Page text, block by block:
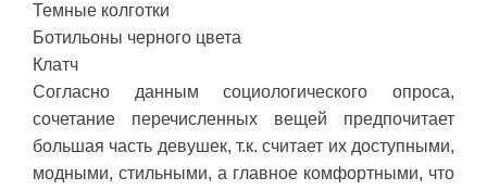
Темные колготки
Ботильоны черного цвета
Клатч
Согласно данным социологического опроса,
сочетание перечисленных вещей предпочитает
большая часть девушек, т.к. считает их доступными,
модными, стильными, а главное комфортными, что